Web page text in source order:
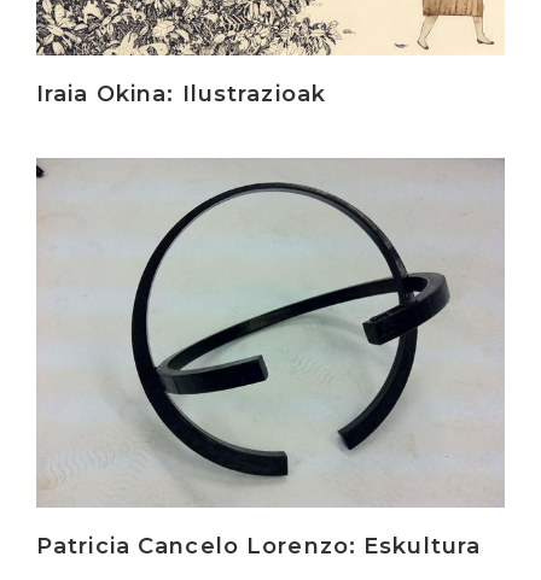
Iraia Okina: Ilustrazioak
Patricia Cancelo Lorenzo: Eskultura
Irakurri